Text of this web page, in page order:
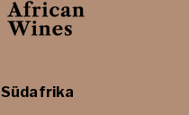
Südafrika